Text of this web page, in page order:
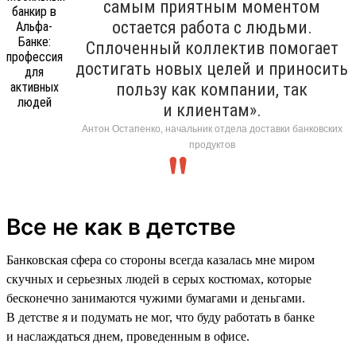
самым приятным моментом
остается работа с людьми.
Сплоченный коллектив помогает
достигать новых целей и приносить
пользу как компании, так
и клиентам».
Антон Остапенко, начальник отдела доставки банковских
продуктов
Все не как в детстве
Банковская сфера со стороны всегда казалась мне миром
скучных и серьезных людей в серых костюмах, которые
бесконечно занимаются чужими бумагами и деньгами.
В детстве я и подумать не мог, что буду работать в банке
и наслаждаться днем, проведенным в офисе.